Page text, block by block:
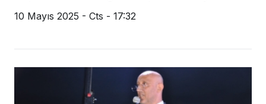
10 Mayıs 2025 - Cts - 17:32